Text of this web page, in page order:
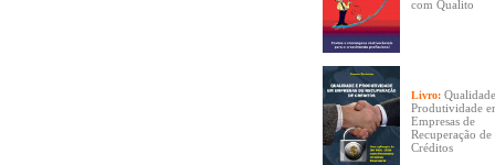
com Qualito
Livro:
Produtividade
Empresas de
Recuperação de
Créditos